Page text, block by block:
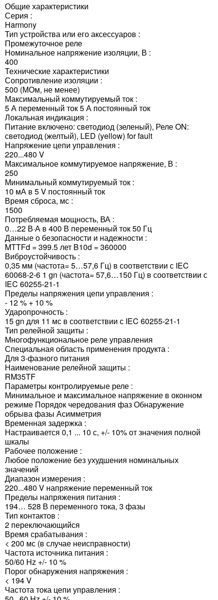
Общие характеристики
Серия :
Harmony
Тип устройства или его аксессуаров :
Промежуточное реле
Номинальное напряжение изоляции, В :
400
Технические характеристики
Сопротивление изоляции :
500 (МОм, не менее)
Максимальный коммутируемый ток :
5 А переменный ток 5 А постоянный ток
Локальная индикация :
Питание включено: светодиод (зеленый), Реле ON:
светодиод (желтый), LED (yellow) for fault
Напряжение цепи управления :
220...480 V
Максимальное коммутируемое напряжение, В :
250
Минимальный коммутируемый ток :
10 мА в 5 V постоянный ток
Время сброса, мс :
1500
Потребляемая мощность, ВА :
0…22 В·А в 400 В переменный ток 50 Гц
Данные о безопасности и надежности :
MTTFd = 399.5 лет B10d = 360000
Виброустойчивость :
0,35 мм (частота= 5…57,6 Гц) в соответствии с IEC
60068-2-6 1 gn (частота= 57,6…150 Гц) в соответствии с
IEC 60255-21-1
Пределы напряжения цепи управления :
- 12 % + 10 %
Ударопрочность :
15 gn для 11 мс в соответствии с IEC 60255-21-1
Тип релейной защиты :
Многофункциональное реле управления
Специальная область применения продукта :
Для 3-фазного питания
Наименование релейной защиты :
RM35TF
Параметры контролируемые реле :
Минимальное и максимальное напряжение в оконном
режиме Порядок чередования фаз Обнаружение
обрыва фазы Асимметрия
Временная задержка :
Настраивается 0,1 ... 10 с, +/- 10% от значения полной
шкалы
Рабочее положение :
Любое положение без ухудшения номинальных
значений
Диапазон измерения :
220...480 V напряжение переменный ток
Пределы напряжения питания :
194… 528 В переменного тока, 3 фазы
Тип контактов :
2 переключающийся
Время срабатывания :
< 200 мс (в случае неисправности)
Частота источника питания :
50/60 Hz +/- 10 %
Порог обнаружения напряжения :
< 194 V
Частота тока цепи управления :